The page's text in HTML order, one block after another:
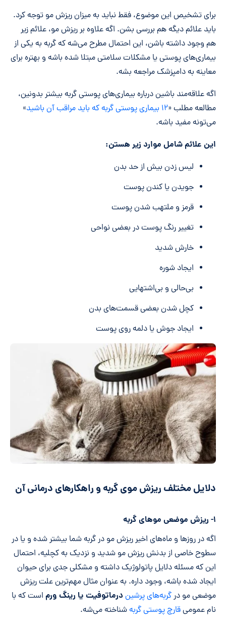
برای تشخیص این موضوع، فقط نباید به میزان ریزش مو توجه کرد.
باید علائم دیگه هم بررسی بشن. اگه علاوه بر ریزش مو، علائم زیر
هم وجود داشته باشن، این احتمال مطرح می‌شه که گربه به یکی از
بیماری‌های پوستی یا مشکلات سلامتی مبتلا شده باشه و بهتره برای
معاینه به دامپزشک مراجعه بشه.
اگه علاقه‌مند باشین درباره بیماری‌های پوستی گربه بیشتر بدونین،
مطالعه مطلب «۱۲ بیماری پوستی گربه که باید مراقب آن باشید
»
می‌تونه مفید باشه.
این علائم شامل موارد زیر هستن:
لیس زدن بیش از حد بدن
جویدن یا کندن پوست
قرمز و ملتهب شدن پوست
تغییر رنگ پوست در بعضی نواحی
خارش شدید
ایجاد شوره
بی‌حالی و بی‌اشتهایی
کچل شدن بعضی قسمت‌های بدن
ایجاد جوش یا دلمه روی پوست
دلایل مختلف ریزش موی گربه و راهکارهای درمانی آن
۱- ریزش موضعی موهای گربه
اگه در روزها و ماه‌های اخیر ریزش مو در گربه شما بیشتر شده و یا در
سطوح خاصی از بدنش ریزش مو شدید و نزدیک به کچلیه، احتمال
این که مسئله دلایل پاتولوژیک داشته و مشکلی جدی برای حیوان
ایجاد شده باشه، وجود داره. به عنوان مثال مهم‌ترین علت ریزش
موضعی مو درگربه‌های پرشین درماتوفیت یا رینگ ورم است که با
نام عمومیقارچ پوستی گربهشناخته می‌شه.